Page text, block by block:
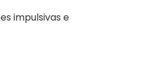
impulsivas e